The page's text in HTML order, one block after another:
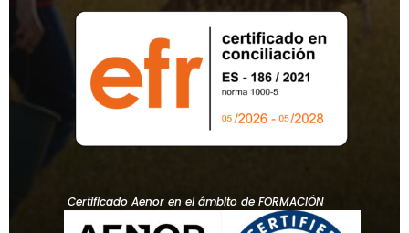
Certificado Aenor en el ámbito de FORMACIÓN